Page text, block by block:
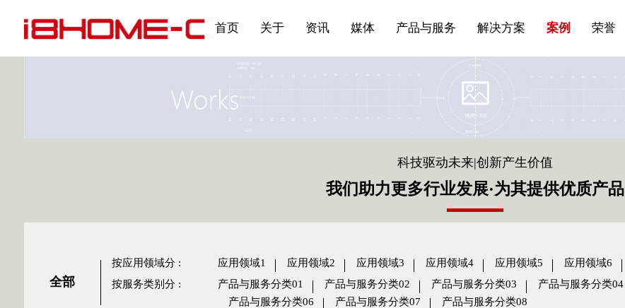
首页 关于
资讯
媒体
刊物专题三
产品与服务
产品&服务系列一 | 第02条
解决方案
案例
应用领域7
荣誉
科技驱动未来|创新产生价值
我们助力更多行业发展·为其提供优质产品
全部
按应用领域分 : 应用领域1 应用领域2 应用领域3 应用领域4 应用领域5 应用领域6
按服务类别分 : 产品与服务分类01 产品与服务分类02 产品与服务分类03 产品与服务分类04
产品与服务分类06
产品与服务分类07 产品与服务分类08